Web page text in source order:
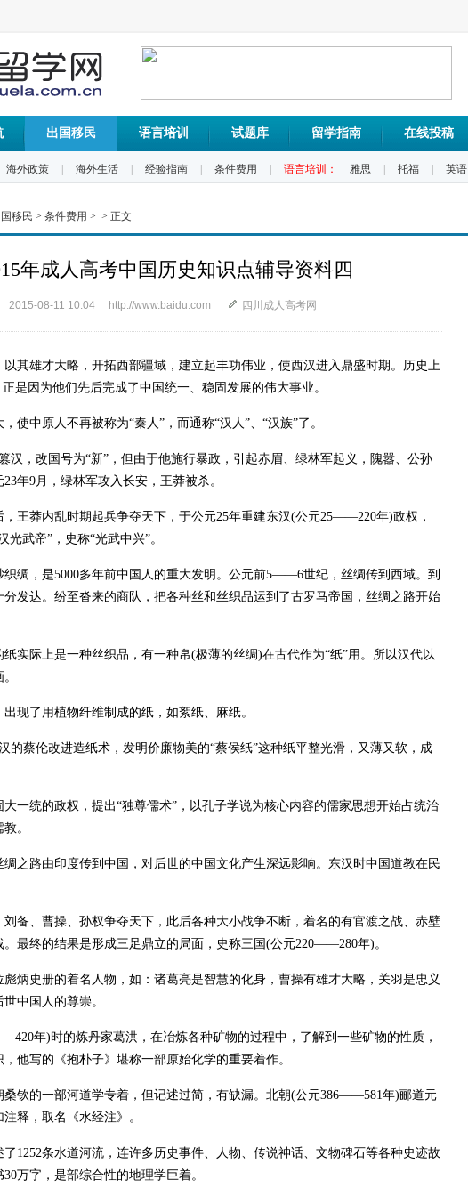
出国移民 语言培训 试题库 留学指南 在线投稿
海外政策 海外生活 经验指南 条件费用 语言培训： 雅思 托福 英语
移民 > 条件费用 > > 正文
年成人高考中国历史知识点辅导资料四
2015-08-11 10:04 http://www.baidu.com 四川成人高考网
以其雄才大略，开拓西部疆域，建立起丰功伟业，使西汉进入鼎盛时期。历史上
是因为他们先后完成了中国统一、稳固发展的伟大事业。
使中原人不再被称为“秦人”，而通称“汉人”、“汉族”了。
汉，改国号为“新”，但由于他施行暴政，引起赤眉、绿林军起义，隗嚣、公孙
年9月，绿林军攻入长安，王莽被杀。
，王莽内乱时期起兵争夺天下，于公元25年重建东汉(公元25——220年)政权，
光武帝”，史称“光武中兴”。
织绸，是5000多年前中国人的重大发明。公元前5——6世纪，丝绸传到西域。到
分发达。纷至沓来的商队，把各种丝和丝织品运到了古罗马帝国，丝绸之路开始
纸实际上是一种丝织品，有一种帛(极薄的丝绸)在古代作为“纸”用。所以汉代以
现了用植物纤维制成的纸，如絮纸、麻纸。
的蔡伦改进造纸术，发明价廉物美的“蔡侯纸”这种纸平整光滑，又薄又软，成
大一统的政权，提出“独尊儒术”，以孔子学说为核心内容的儒家思想开始占统治
。
绸之路由印度传到中国，对后世的中国文化产生深远影响。东汉时中国道教在民
刘备、曹操、孙权争夺天下，此后各种大小战争不断，着名的有官渡之战、赤壁
。最终的结果是形成三足鼎立的局面，史称三国(公元220——280年)。
彪炳史册的着名人物，如：诸葛亮是智慧的化身，曹操有雄才大略，关羽是忠义
中国人的尊崇。
年)时的炼丹家葛洪，在冶炼各种矿物的过程中，了解到一些矿物的性质，
他写的《抱朴子》堪称一部原始化学的重要着作。
桑钦的一部河道学专着，但记述过简，有缺漏。北朝(公元386——581年)郦道元
释，取名《水经注》。
了1252条水道河流，连许多历史事件、人物、传说神话、文物碑石等各种史迹故
万字，是部综合性的地理学巨着。